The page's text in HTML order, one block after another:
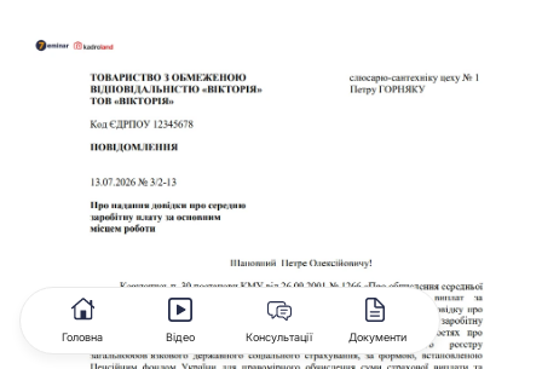
Головна Відео Консультації Документи